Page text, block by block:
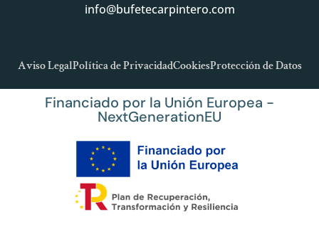
info@bufetecarpintero.com
Aviso LegalPolítica de PrivacidadCookiesProtección de Datos
Financiado por la Unión Europea -
NextGenerationEU